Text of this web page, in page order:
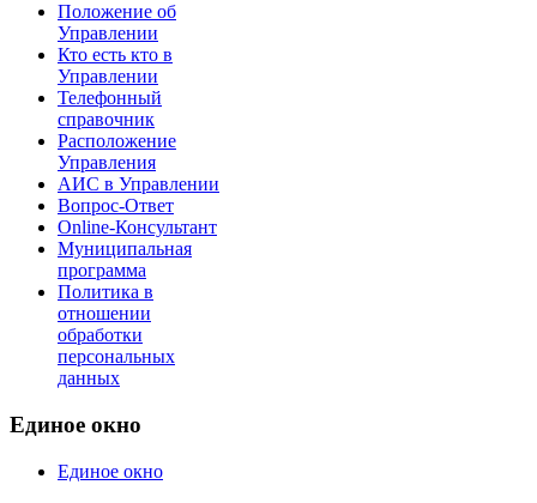
Положение об
Управлении
Кто есть кто в
Управлении
Телефонный
справочник
Расположение
Управления
АИС в Управлении
Вопрос-Ответ
Online-Консультант
Муниципальная
программа
Политика в
отношении
обработки
персональных
данных
Единое окно
Единое окно